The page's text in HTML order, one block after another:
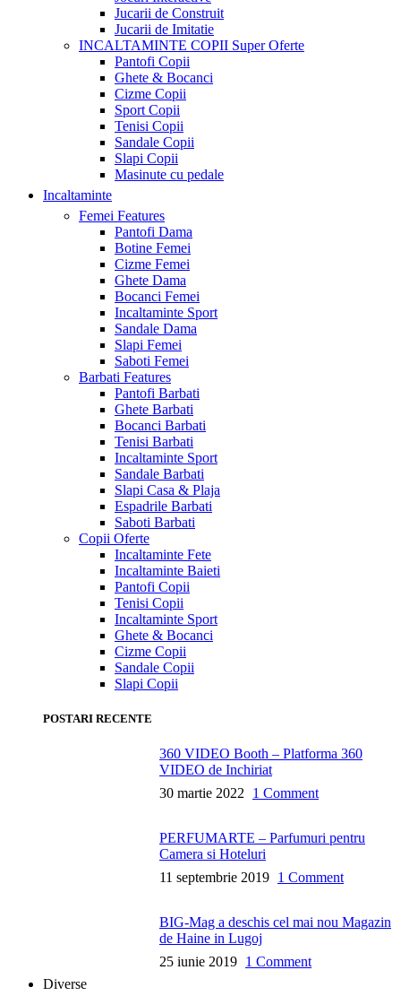
Jucarii de Construit
Jucarii de Imitatie
INCALTAMINTE COPII Super Oferte
Pantofi Copii
Ghete & Bocanci
Cizme Copii
Sport Copii
Tenisi Copii
Sandale Copii
Slapi Copii
Masinute cu pedale
Incaltaminte
Femei Features
Pantofi Dama
Botine Femei
Cizme Femei
Ghete Dama
Bocanci Femei
Incaltaminte Sport
Sandale Dama
Slapi Femei
Saboti Femei
Barbati Features
Pantofi Barbati
Ghete Barbati
Bocanci Barbati
Tenisi Barbati
Incaltaminte Sport
Sandale Barbati
Slapi Casa & Plaja
Espadrile Barbati
Saboti Barbati
Copii Oferte
Incaltaminte Fete
Incaltaminte Baieti
Pantofi Copii
Tenisi Copii
Incaltaminte Sport
Ghete & Bocanci
Cizme Copii
Sandale Copii
Slapi Copii
POSTARI RECENTE
360 VIDEO Booth – Platforma 360
VIDEO de Inchiriat
30 martie 2022 1 Comment
PERFUMARTE – Parfumuri pentru
Camera si Hoteluri
11 septembrie 2019 1 Comment
BIG-Mag a deschis cel mai nou Magazin
de Haine in Lugoj
25 iunie 2019 1 Comment
Diverse